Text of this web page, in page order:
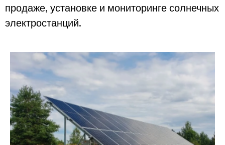
продаже, установке и мониторинге солнечных
электростанций.